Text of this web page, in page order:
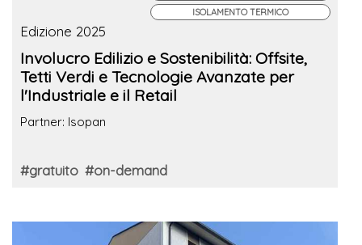
ISOLAMENTO TERMICO
Edizione 2025
Involucro Edilizio e Sostenibilità: Offsite,
Tetti Verdi e Tecnologie Avanzate per
l'Industriale e il Retail
Partner: Isopan
#gratuito #on-demand